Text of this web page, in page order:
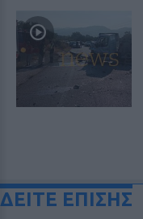
ΔΕΙΤΕ ΕΠΙΣΗΣ